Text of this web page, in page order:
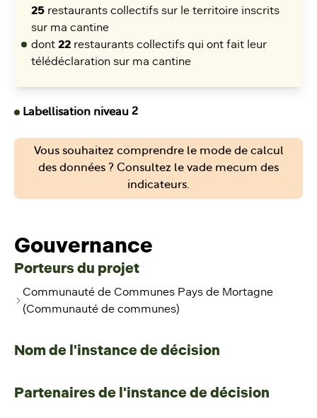
25 restaurants collectifs sur le territoire inscrits
sur ma cantine
dont 22 restaurants collectifs qui ont fait leur
télédéclaration sur ma cantine
Labellisation niveau 2
Vous souhaitez comprendre le mode de calcul
des données ? Consultez le vade mecum des
indicateurs.
Gouvernance
Porteurs du projet
Communauté de Communes Pays de Mortagne
(Communauté de communes)
Nom de l'instance de décision
Partenaires de l'instance de décision